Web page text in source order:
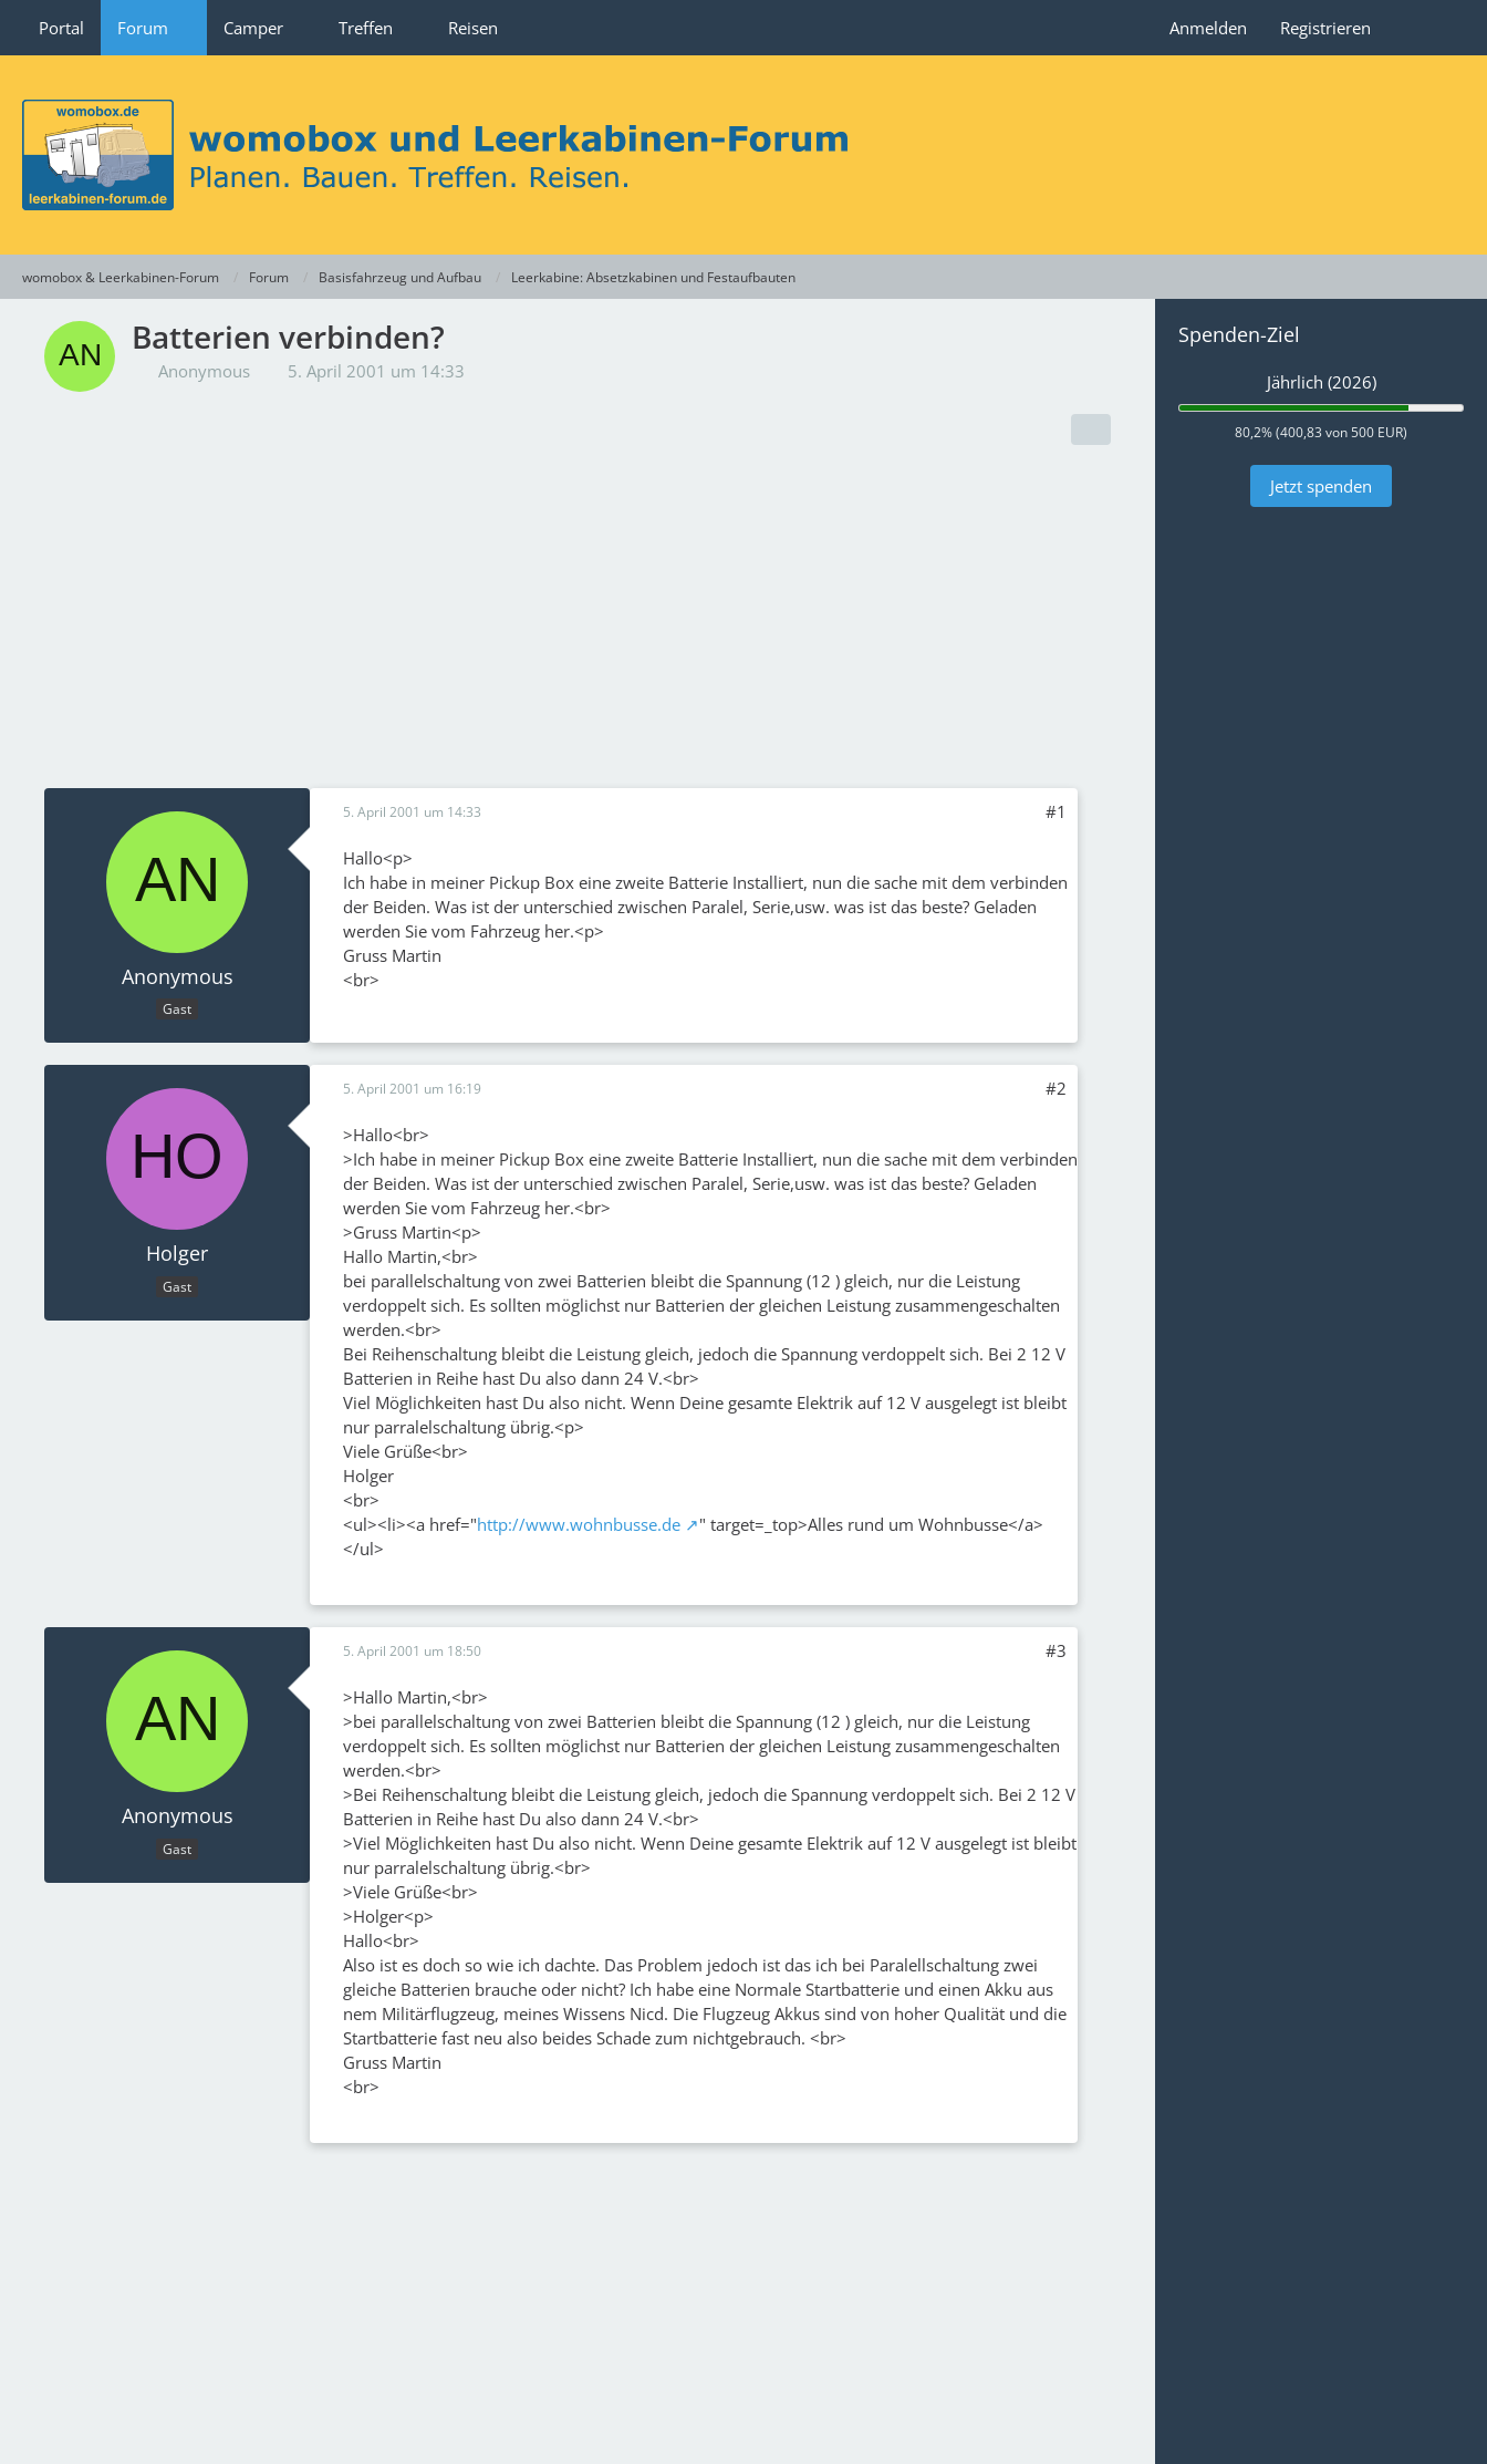
Portal Forum Camper Treffen Reisen Anmelden Registrieren
womobox & Leerkabinen-Forum Forum Basisfahrzeug und Aufbau Leerkabine: Absetzkabinen und Festaufbauten
Batterien verbinden?
Anonymous 5. April 2001 um 14:33
Anonymous
Gast
5. April 2001 um 14:33 #1
Hallo<p>
Ich habe in meiner Pickup Box eine zweite Batterie Installiert, nun die sache mit dem verbinden
der Beiden. Was ist der unterschied zwischen Paralel, Serie,usw. was ist das beste? Geladen
werden Sie vom Fahrzeug her.<p>
Gruss Martin
<br>
Holger
Gast
5. April 2001 um 16:19 #2
>Hallo<br>
>Ich habe in meiner Pickup Box eine zweite Batterie Installiert, nun die sache mit dem verbinden
der Beiden. Was ist der unterschied zwischen Paralel, Serie,usw. was ist das beste? Geladen
werden Sie vom Fahrzeug her.<br>
>Gruss Martin<p>
Hallo Martin,<br>
bei parallelschaltung von zwei Batterien bleibt die Spannung (12 ) gleich, nur die Leistung
verdoppelt sich. Es sollten möglichst nur Batterien der gleichen Leistung zusammengeschalten
werden.<br>
Bei Reihenschaltung bleibt die Leistung gleich, jedoch die Spannung verdoppelt sich. Bei 2 12 V
Batterien in Reihe hast Du also dann 24 V.<br>
Viel Möglichkeiten hast Du also nicht. Wenn Deine gesamte Elektrik auf 12 V ausgelegt ist bleibt
nur parralelschaltung übrig.<p>
Viele Grüße<br>
Holger
<br>
<ul><li><a href="http://www.wohnbusse.de
" target=_top>Alles rund um Wohnbusse</a>
</ul>
Anonymous
Gast
5. April 2001 um 18:50 #3
>Hallo Martin,<br>
>bei parallelschaltung von zwei Batterien bleibt die Spannung (12 ) gleich, nur die Leistung
verdoppelt sich. Es sollten möglichst nur Batterien der gleichen Leistung zusammengeschalten
werden.<br>
>Bei Reihenschaltung bleibt die Leistung gleich, jedoch die Spannung verdoppelt sich. Bei 2 12 V
Batterien in Reihe hast Du also dann 24 V.<br>
>Viel Möglichkeiten hast Du also nicht. Wenn Deine gesamte Elektrik auf 12 V ausgelegt ist bleibt
nur parralelschaltung übrig.<br>
>Viele Grüße<br>
>Holger<p>
Hallo<br>
Also ist es doch so wie ich dachte. Das Problem jedoch ist das ich bei Paralellschaltung zwei
gleiche Batterien brauche oder nicht? Ich habe eine Normale Startbatterie und einen Akku aus
nem Militärflugzeug, meines Wissens Nicd. Die Flugzeug Akkus sind von hoher Qualität und die
Startbatterie fast neu also beides Schade zum nichtgebrauch. <br>
Gruss Martin
<br>
Spenden-Ziel
Jährlich (2026)
80,2% (400,83 von 500 EUR)
Jetzt spenden